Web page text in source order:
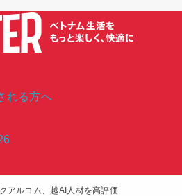
れる方へ
アルコム、越AI人材を高評価